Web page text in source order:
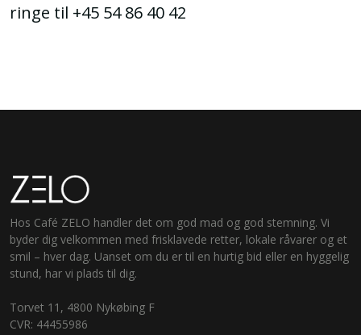
ringe til +45 54 86 40 42
Hos Café ZELO handler det om god mad og god stemning. Vi
byder dig velkommen med frisklavede retter, lokale råvarer og et
smil – hver dag. Uanset om du er til en hurtig bid eller en hyggelig
stund, har vi plads til dig.
Torvet 11, 4800 Nykøbing F
CVR: 44455986